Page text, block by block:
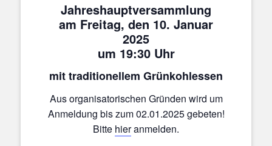
Jahreshauptversammlung
am Freitag, den 10. Januar
2025
um 19:30 Uhr
mit traditionellem Grünkohlessen
Aus organisatorischen Gründen wird um
Anmeldung bis zum 02.01.2025 gebeten!
Bitte hieranmelden.